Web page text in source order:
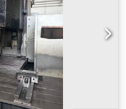
λεπτό Αυτόματος
25 θέσεων Γρήγορη
Βάρος μηχανήματος:
1.650 x 2.340 x 2.500
Περιστρεφόμενος
άξονας) με πλήρη